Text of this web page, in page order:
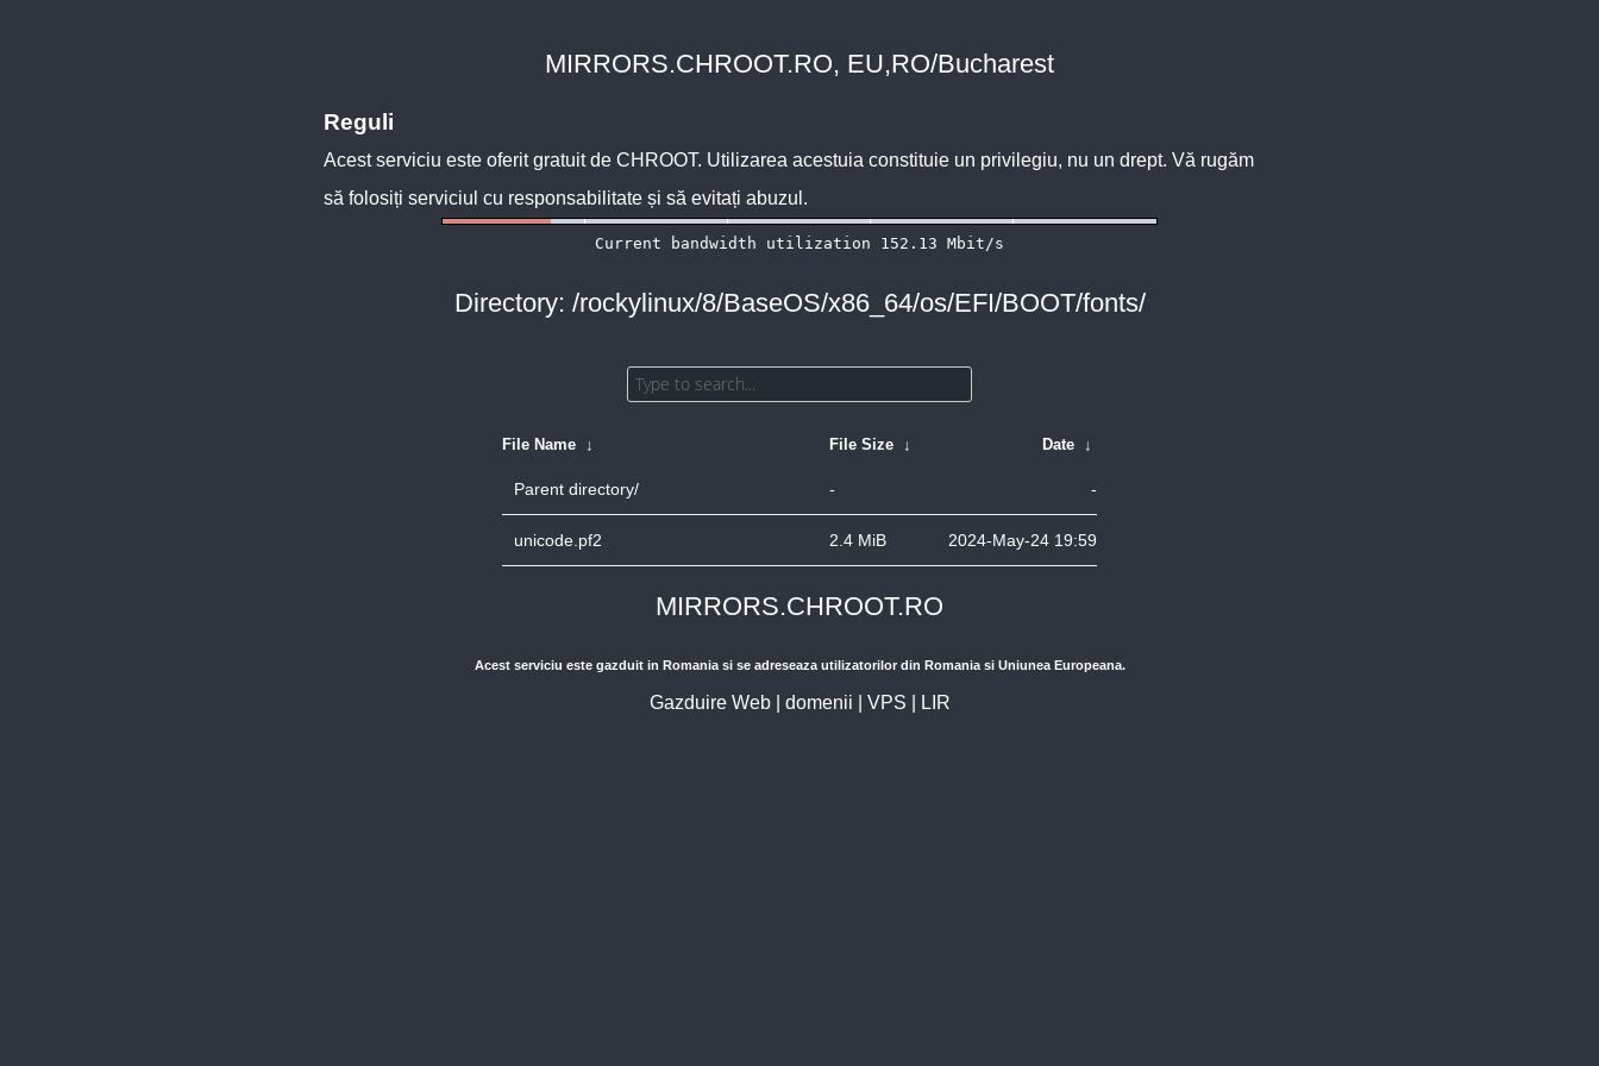
MIRRORS.CHROOT.RO, EU,RO/Bucharest
Reguli
Acest serviciu este oferit gratuit de CHROOT. Utilizarea acestuia constituie un privilegiu, nu un drept. Vă rugăm
să folosiți serviciul cu responsabilitate și să evitați abuzul.
Directory: /rockylinux/8/BaseOS/x86_64/os/EFI/BOOT/fonts/
File Name ↓ File Size ↓ Date ↓
Parent directory/ - -
unicode.pf2 2.4 MiB 2024-May-24 19:59
MIRRORS.CHROOT.RO
Acest serviciu este gazduit in Romania si se adreseaza utilizatorilor din Romania si Uniunea Europeana.
Gazduire Web| domenii VPS LIR